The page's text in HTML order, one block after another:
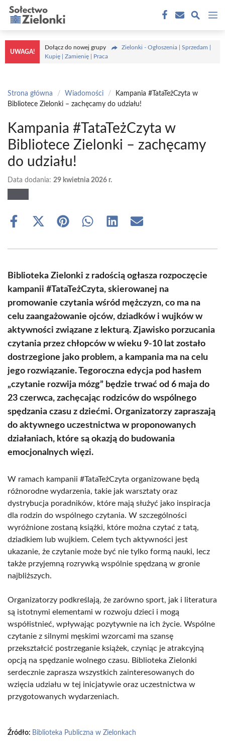
Przejdź
treści
UWAGA!
Dołącz do nowej grupy
Zielonki - Ogłoszenia | Sprzedam |
Kupię | Zamienię | Praca
Strona główna / Wiadomości /
Kampania #TataTeżCzyta w
Bibliotece Zielonki – zachęcamy do udziału!
Kampania #TataTeżCzyta w
Bibliotece Zielonki – zachęcamy
do udziału!
Data dodania: 29 kwietnia 2026 r.
Share
Share
(Twitter)
Share Share Share Share
Biblioteka Zielonki z radością ogłasza rozpoczęcie
kampanii #TataTeżCzyta, skierowanej na
promowanie czytania wśród mężczyzn, co ma na
celu zaangażowanie ojców, dziadków i wujków w
aktywności związane z lekturą. Zjawisko porzucania
czytania przez chłopców w wieku 9-10 lat zostało
dostrzegione jako problem, a kampania ma na celu
jego rozwiązanie. Tegoroczna edycja pod hasłem
„czytanie rozwija mózg” będzie trwać od 6 maja do
23 czerwca, zachęcając rodziców do wspólnego
spędzania czasu z dziećmi. Organizatorzy zapraszają
do aktywnego uczestnictwa w proponowanych
działaniach, które są okazją do budowania
emocjonalnych więzi.
W ramach kampanii #TataTeżCzyta organizowane będą
różnorodne wydarzenia, takie jak warsztaty oraz
dystrybucja poradników, które mają służyć jako inspiracja
dla rodzin do wspólnego czytania. W szczególności
wyróżnione zostaną książki, które można czytać z tatą,
dziadkiem lub wujkiem. Celem tych aktywności jest
ukazanie, że czytanie może być nie tylko formą nauki, lecz
także przyjemną rozrywką wspólnie spędzaną w gronie
najbliższych.
Organizatorzy podkreślają, że zarówno sport, jak i literatura
są istotnymi elementami w rozwoju dzieci i mogą
współistnieć, wpływając pozytywnie na ich życie. Wspólne
czytanie z silnymi męskimi wzorcami ma szansę
przekształcić postrzeganie książek, czyniąc je atrakcyjną
opcją na spędzanie wolnego czasu. Biblioteka Zielonki
serdecznie zaprasza wszystkich zainteresowanych do
wzięcia udziału w tej inicjatywie oraz uczestnictwa w
przygotowanych wydarzeniach.
Źródło: Biblioteka Publiczna w Zielonkach